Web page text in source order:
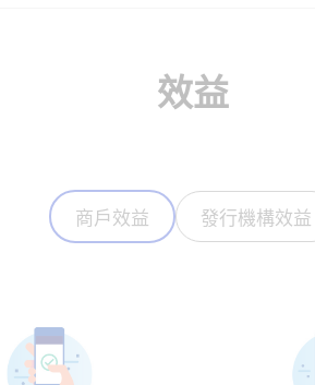
效益
商戶效益 發行機構效益